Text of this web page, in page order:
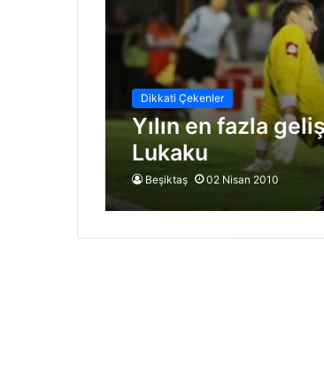
Dikkati Çekenler
Yılın en fazla
Lukaku
Beşiktaş 02 Nisan 2010